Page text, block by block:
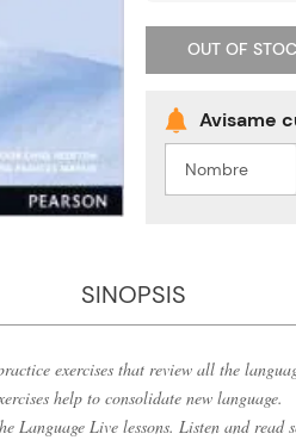
OUT OF
SINOPSIS
exercises that review all the
help to consolidate new language.
Language Live lessons. Listen and read